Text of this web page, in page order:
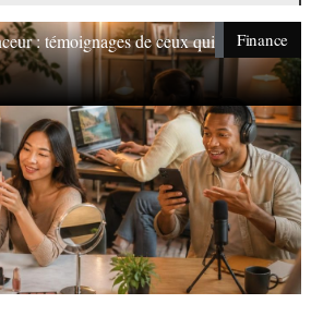
Finance
: témoignages de ceux qui vivent